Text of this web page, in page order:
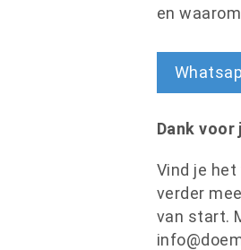
en
Dank voor
Vind je
verder
van start.